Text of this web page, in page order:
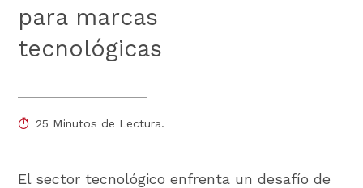
para marcas
tecnológicas
25 Minutos de Lectura.
El sector tecnológico enfrenta un desafío de